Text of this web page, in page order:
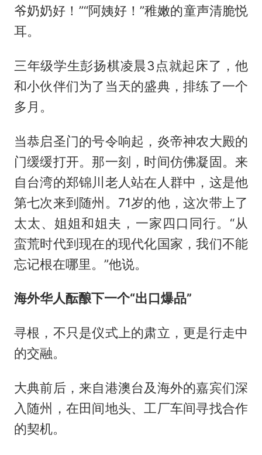
爷奶奶好！”“阿姨好！”稚嫩的童声清脆悦
耳。
三年级学生彭扬棋凌晨3点就起床了，他
和小伙伴们为了当天的盛典，排练了一个
多月。
当恭启圣门的号令响起，炎帝神农大殿的
门缓缓打开。那一刻，时间仿佛凝固。来
自台湾的郑锦川老人站在人群中，这是他
第七次来到随州。71岁的他，这次带上了
太太、姐姐和姐夫，一家四口同行。“从
蛮荒时代到现在的现代化国家，我们不能
忘记根在哪里。”他说。
海外华人酝酿下一个“出口爆品”
寻根，不只是仪式上的肃立，更是行走中
的交融。
大典前后，来自港澳台及海外的嘉宾们深
入随州，在田间地头、工厂车间寻找合作
的契机。